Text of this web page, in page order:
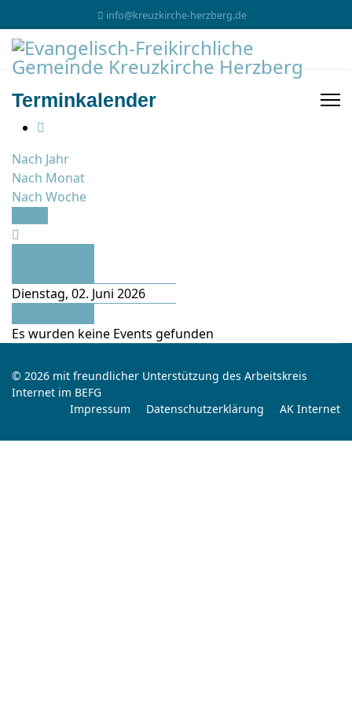
info@kreuzkirche-herzberg.de
Terminkalender
Nach Jahr
Nach Monat
Nach Woche
Dienstag, 02. Juni 2026
Es wurden keine Events gefunden
© 2026 mit freundlicher Unterstützung des Arbeitskreis
Internet im BEFG
Impressum
Datenschutzerklärung AK Internet